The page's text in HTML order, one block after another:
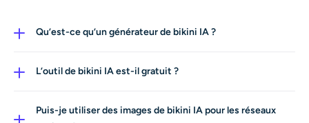
Qu’est-ce qu’un générateur de bikini IA ?
l’intelligence artificielle pour créer des images de bikini IA
L’outil de bikini IA est-il gratuit ?
permettant aux utilisateurs de tester l’outil en ligne avant
de passer à des fonctionnalités avancées.
Puis-je utiliser des images de bikini IA pour les réseaux